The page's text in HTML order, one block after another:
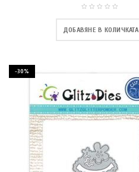
ДОБАВЯНЕ В КОЛИЧКАТА
-30%